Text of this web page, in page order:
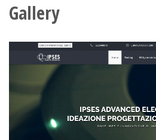
Gallery